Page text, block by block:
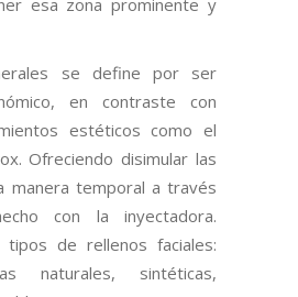
se define por ser
en contraste con
estéticos como el
Ofreciendo disimular las
manera temporal a través
con la inyectadora.
tipos de rellenos faciales:
naturales, sintéticas,